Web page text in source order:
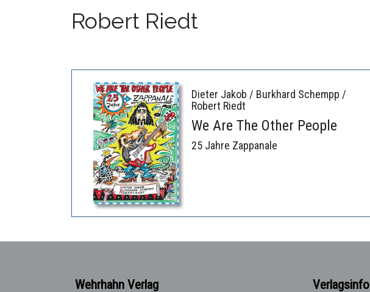
Robert Riedt
Dieter Jakob / Burkhard Schempp /
Robert Riedt
We Are The Other People
25 Jahre Zappanale
Wehrhahn Verlag Verlagsinfo